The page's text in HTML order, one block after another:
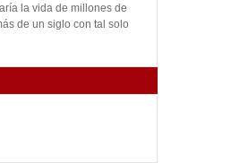
Aug
04
la vida de millones de
de un siglo con tal solo